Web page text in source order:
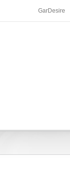
GarDesire